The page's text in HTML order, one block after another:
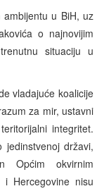
u BiH, uz
o najnovijim
situaciju u
vladajuće koalicije
za mir, ustavni
integritet.
jedinstvenoj državi,
Općim okvirnim
Hercegovine nisu